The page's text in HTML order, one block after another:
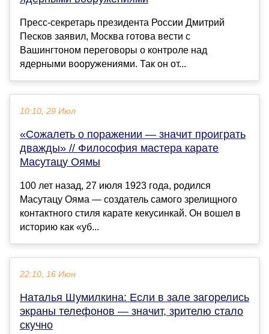
Пресс-секретарь президента России Дмитрий
Песков заявил, Москва готова вести с
Вашингтоном переговоры о контроле над
ядерными вооружениями. Так он от...
10:10, 29 Июл
«Сожалеть о поражении — значит проиграть
дважды» // Философия мастера карате
Масутацу Оямы
100 лет назад, 27 июля 1923 года, родился
Масутацу Ояма — создатель самого зрелищного
контактного стиля карате кeкусинкай. Он вошел в
историю как «уб...
22:10, 16 Июн
Наталья Шумилкина: Если в зале загорелись
экраны телефонов — значит, зрителю стало
скучно